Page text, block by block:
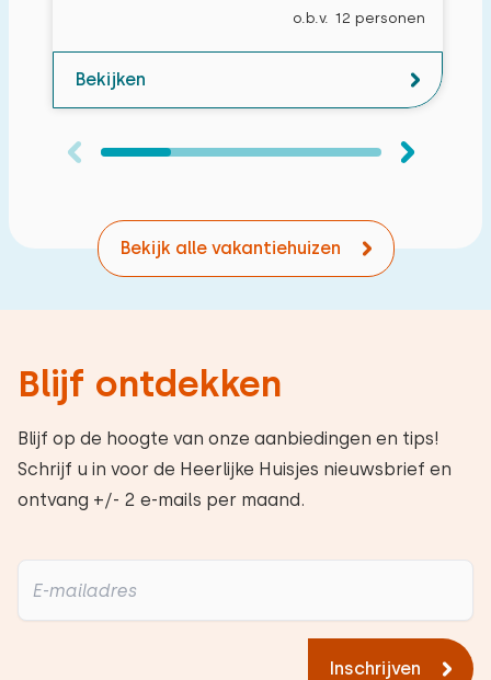
o.b.v. 12 personen
Bekijken
Bekijk alle vakantiehuizen
Blijf ontdekken
Blijf op de hoogte van onze aanbiedingen en tips!
Schrijf u in voor de Heerlijke Huisjes nieuwsbrief en
ontvang +/- 2 e-mails per maand.
Inschrijven